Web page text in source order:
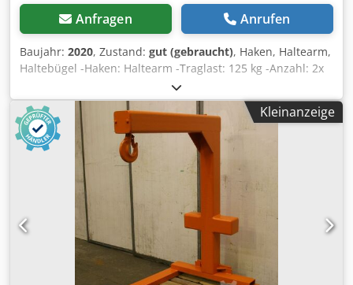
Fragen Sie nach weiteren Informationen und Bedingungen
Identifikation Kennzeichen: KLEYN1 Kleyn Trucks ist einer
der weltgrößten unabhängigen Handel mit gebrauchten
Fahrzeugen. Hier können Sie aus einer ständig
wechselnden Bestand von 1200 gebrauchte LKW,
Zugmaschinen, Anhänger wählen. Unser Angebot umfasst
alle europäischen Marken der Baujahre und Preisklassen.
Warum Sie bei Kleyn Trucks kaufen? Einfach! • Großer, sich
schnell ändernder • Erkennbare Qualität • Ein guter Preis •
Korrekte Kaufmannschaft • Wir sprechen viele Sprachen •
Wir verstehen unsere Kunden • Betreuung von Einfuhr
und Transport • (Ausfuhr-)Kennzeichen sind schnell
geregelt • Fachkundige technische Dienstleistungen • Die
Sicherheit „erkennbarer Qualität“ • Und mehr.... Besuchen
Sie bitte unsere Website für spezielle Angebote und
vollständige Vorrat: Leasing über Kleyn Trucks ist möglich
in den meisten europäischen Ländern! Berechnen Sie
Anfragen Anrufen
Baujahr: 2020, Zustand: gut (gebraucht), Haken, Haltearm,
Haltebügel -Haken: Haltearm -Traglast: 125 kg -Anzahl: 2x
Haken vorhanden -Preis: pro Stück -Abmessungen:
800/325/H125 mm -Gewicht: 9,4 kg/St. Crodpfsx Ex U Dox
Aaiof
Kleinanzeige